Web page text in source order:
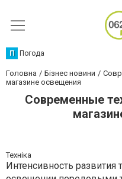
П Погода
Головна Бізнес новини
магазине освещения
Современные
Техніка
Интенсивность развития